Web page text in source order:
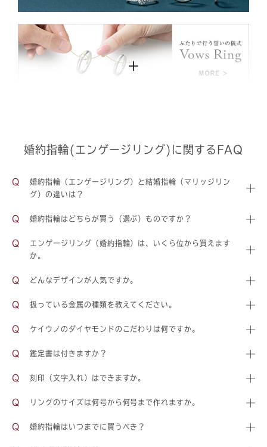
婚約指輪(エンゲージリング)に関するFAQ
婚約指輪（エンゲージリング）と結婚指輪（マリッジリン
グ）の違いは？
婚約指輪はどちらが買う（選ぶ）ものですか？
エンゲージリング（婚約指輪）は、いくら位から買えます
か。
どんなデザインが人気ですか。
扱っている金属の種類を教えてください。
ケイウノのダイヤモンドのこだわりは何ですか。
鑑定書は付きますか？
刻印（文字入れ）はできますか。
リングのサイズは何号から何号まで作れますか。
婚約指輪はいつまでに買うべき？